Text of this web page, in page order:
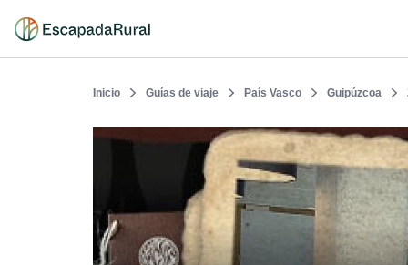
Inicio Guías de viaje País Vasco Guipúzcoa